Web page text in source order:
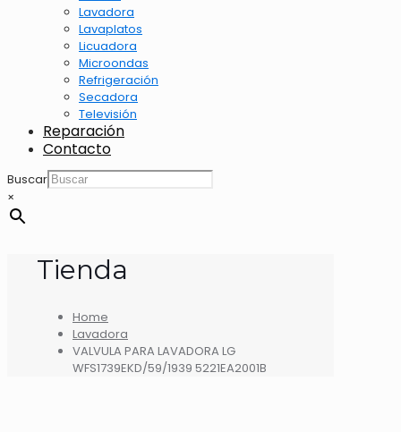
Lavadora
Lavaplatos
Licuadora
Microondas
Refrigeración
Secadora
Televisión
Reparación
Contacto
Buscar
×
Tienda
Home
Lavadora
VALVULA PARA LAVADORA LG
WFS1739EKD/59/1939 5221EA2001B